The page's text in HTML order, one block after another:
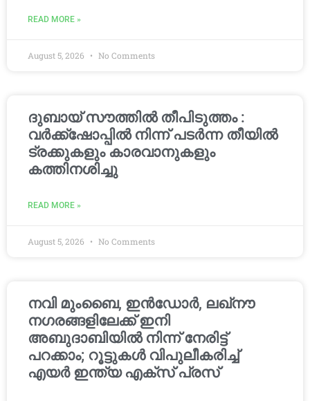
READ MORE »
August 5, 2026 No Comments
ദുബായ് സൗത്തിൽ തീപിടുത്തം :
വർക്ക്‌ഷോപ്പിൽ നിന്ന് പടർന്ന തീയിൽ
ട്രക്കുകളും കാരവാനുകളും
കത്തിനശിച്ചു
READ MORE »
August 5, 2026 No Comments
നവി മുംബൈ, ഇൻഡോർ, ലഖ്നൗ
നഗരങ്ങളിലേക്ക് ഇനി
അബുദാബിയിൽ നിന്ന് നേരിട്ട്
പറക്കാം; റൂട്ടുകൾ വിപുലീകരിച്ച്
എയർ ഇന്ത്യ എക്സ് പ്രസ്